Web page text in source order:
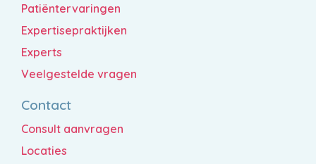
Patiëntervaringen
Expertisepraktijken
Experts
Veelgestelde vragen
Contact
Consult aanvragen
Locaties